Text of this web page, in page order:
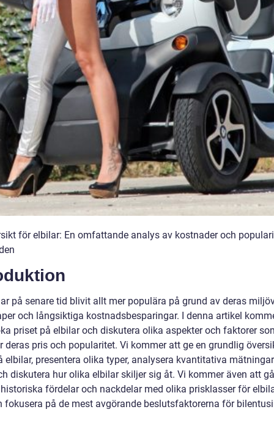
för elbilar: En omfattande analys av kostnader och
på senare tid blivit allt mer populära på grund av deras
och långsiktiga kostnadsbesparingar. I denna artikel
priset på elbilar och diskutera olika aspekter och faktorer
deras pris och popularitet. Vi kommer att ge en grundlig
elbilar, presentera olika typer, analysera kvantitativa
diskutera hur olika elbilar skiljer sig åt. Vi kommer även att gå
fördelar och nackdelar med olika prisklasser för
fokusera på de mest avgörande beslutsfaktorerna för